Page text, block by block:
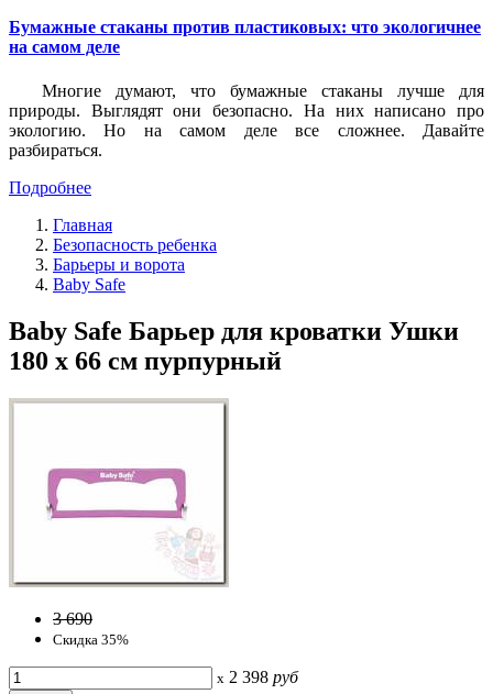
Бумажные стаканы против пластиковых: что экологичнее
на самом деле
Многие думают, что бумажные стаканы лучше для
природы. Выглядят они безопасно. На них написано про
экологию. Но на самом деле все сложнее. Давайте
разбираться.
Подробнее
Главная
Безопасность ребенка
Барьеры и ворота
Baby Safe
Baby Safe Барьер для кроватки Ушки
180 х 66 см пурпурный
3 690
Скидка 35%
x 2 398 руб